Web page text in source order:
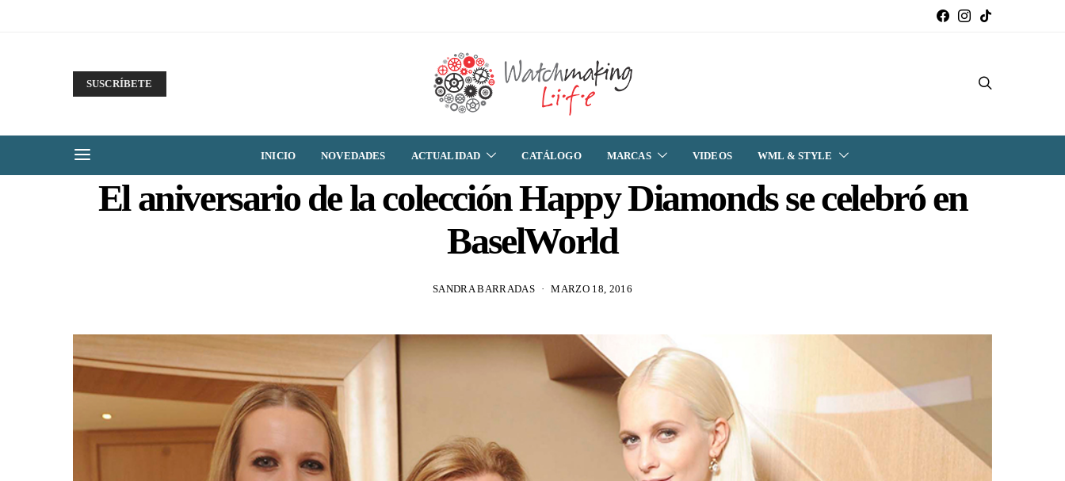
SUSCRÍBETE
INICIO NOVEDADES ACTUALIDAD CATÁLOGO MARCAS VIDEOS WML & STYLE
El aniversario de la colección Happy Diamonds se celebró en
BaselWorld
SANDRA BARRADAS MARZO 18, 2016